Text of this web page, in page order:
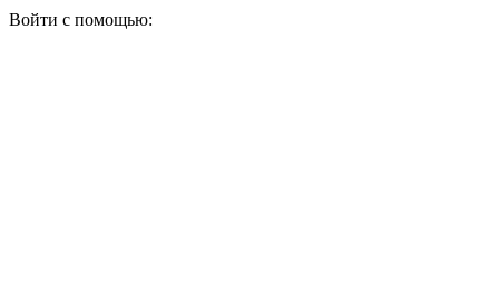
Войти с помощью: